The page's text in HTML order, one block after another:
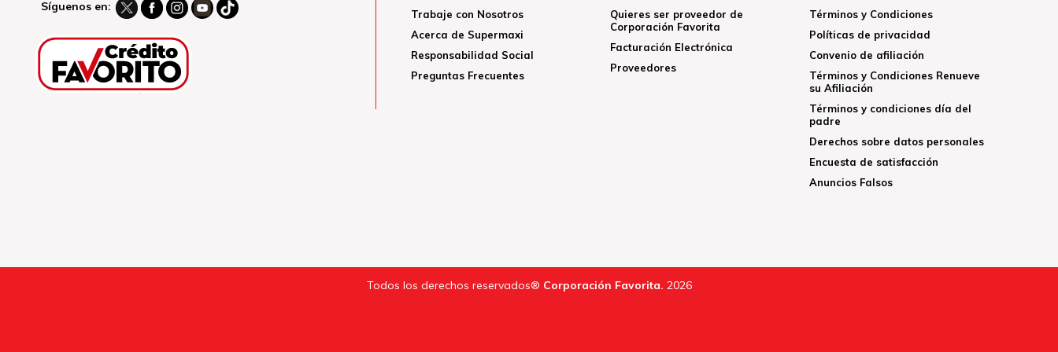
Síguenos en:
Trabaje con Nosotros
Acerca de Supermaxi
Responsabilidad Social
Preguntas Frecuentes
Quieres ser proveedor de
Corporación Favorita
Facturación Electrónica
Proveedores
Términos y Condiciones
Políticas de privacidad
Convenio de afiliación
Términos y Condiciones Renueve
su Afiliación
Términos y condiciones día del
padre
Derechos sobre datos personales
Encuesta de satisfacción
Anuncios Falsos
Todos los derechos reservados® Corporación Favorita. 2026